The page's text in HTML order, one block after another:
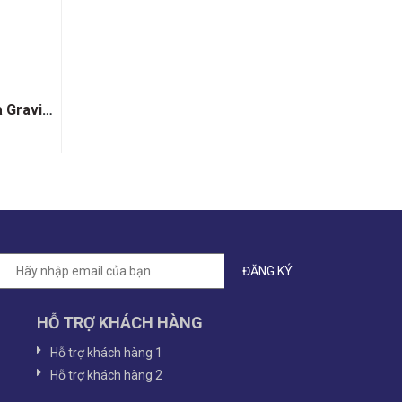
Rượu Vang Trắng Chateau La Graviere Entre Deux Mers
HỖ TRỢ KHÁCH HÀNG
Hỗ trợ khách hàng 1
Hỗ trợ khách hàng 2